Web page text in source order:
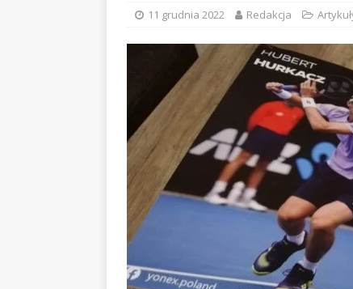
11 grudnia 2022 Redakcja